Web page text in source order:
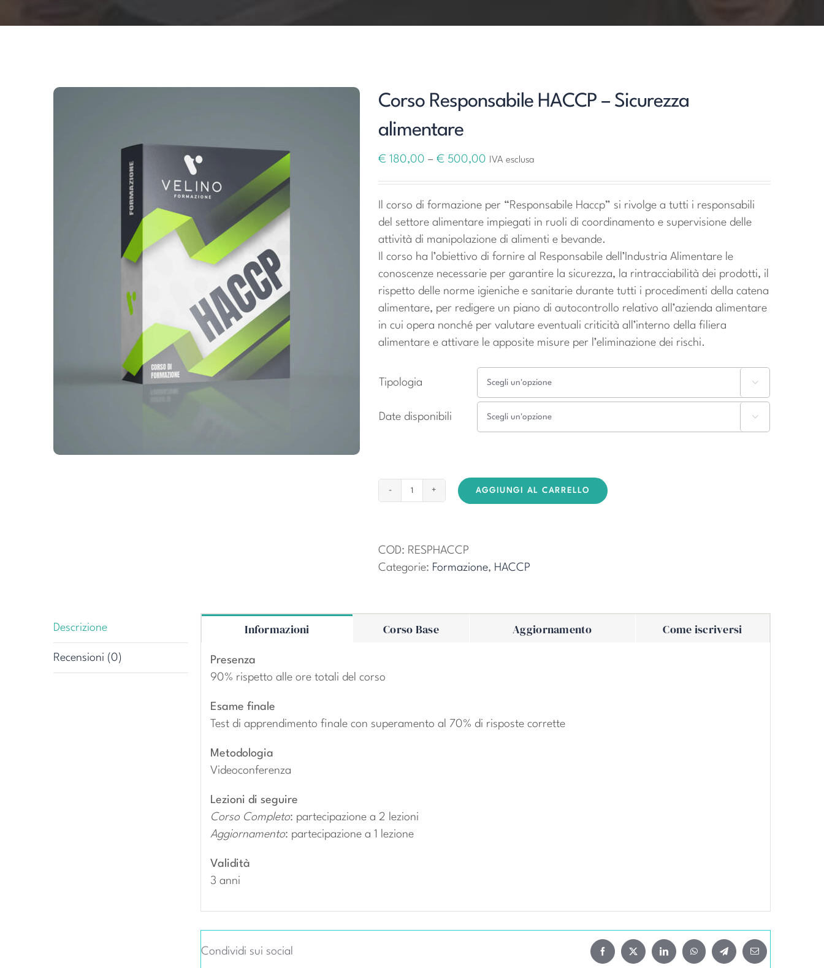
Corso Responsabile HACCP – Sicurezza
alimentare
€ 180,00 – € 500,00 IVA esclusa
Il corso di formazione per “Responsabile Haccp” si rivolge a tutti i responsabili
del settore alimentare impiegati in ruoli di coordinamento e supervisione delle
attività di manipolazione di alimenti e bevande.
Il corso ha l’obiettivo di fornire al Responsabile dell’Industria Alimentare le
conoscenze necessarie per garantire la sicurezza, la rintracciabilità dei prodotti, il
rispetto delle norme igieniche e sanitarie durante tutti i procedimenti della catena
alimentare, per redigere un piano di autocontrollo relativo all’azienda alimentare
in cui opera nonché per valutare eventuali criticità all’interno della filiera
alimentare e attivare le apposite misure per l’eliminazione dei rischi.
Tipologia 
Date disponibili 
-
Sicurezza
AGGIUNGI AL CARRELLO
COD: RESPHACCP
Categorie: Formazione, HACCP
Descrizione
Recensioni (0)
Informazioni Corso Base Aggiornamento Come iscriversi
Presenza
90% rispetto alle ore totali del corso
Esame finale
Test di apprendimento finale con superamento al 70% di risposte corrette
Metodologia
Videoconferenza
Lezioni di seguire
Corso Completo: partecipazione a 2 lezioni
Aggiornamento: partecipazione a 1 lezione
Validità
3 anni
Condividi sui social